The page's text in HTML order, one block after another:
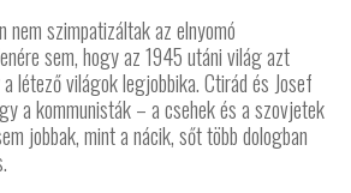
nem szimpatizáltak az elnyomó
sem, hogy az 1945 utáni világ azt
létező világok legjobbika. Ctirád és Josef
a kommunisták – a csehek és a szovjetek
jobbak, mint a nácik, sőt több dologban